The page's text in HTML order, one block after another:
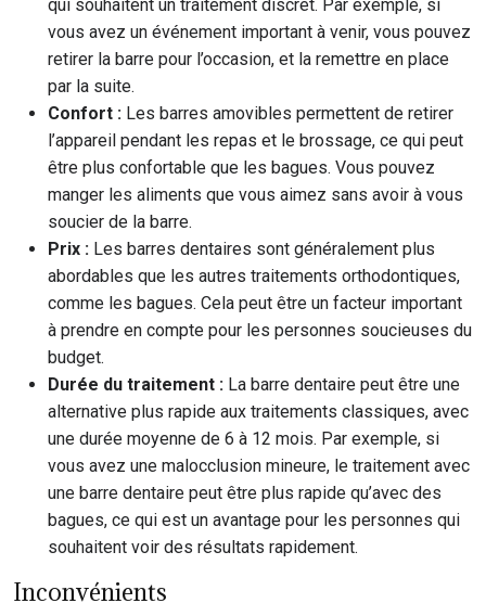
qui souhaitent un traitement discret. Par exemple, si
vous avez un événement important à venir, vous pouvez
retirer la barre pour l’occasion, et la remettre en place
par la suite.
Confort : Les barres amovibles permettent de retirer
l’appareil pendant les repas et le brossage, ce qui peut
être plus confortable que les bagues. Vous pouvez
manger les aliments que vous aimez sans avoir à vous
soucier de la barre.
Prix : Les barres dentaires sont généralement plus
abordables que les autres traitements orthodontiques,
comme les bagues. Cela peut être un facteur important
à prendre en compte pour les personnes soucieuses du
budget.
Durée du traitement : La barre dentaire peut être une
alternative plus rapide aux traitements classiques, avec
une durée moyenne de 6 à 12 mois. Par exemple, si
vous avez une malocclusion mineure, le traitement avec
une barre dentaire peut être plus rapide qu’avec des
bagues, ce qui est un avantage pour les personnes qui
souhaitent voir des résultats rapidement.
Inconvénients